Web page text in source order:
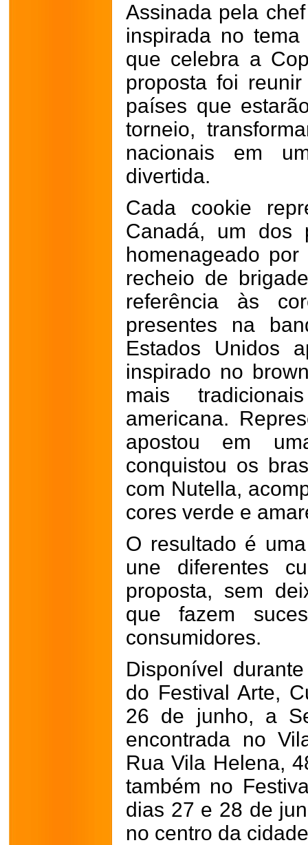
Assinada pela
inspirada no
que celebra a
proposta foi
países que
torneio,
nacionais em
divertida.
Cada cookie
Canadá, um dos
homenageado
recheio de
referência às
presentes na
Estados Unidos
inspirado no
mais
americana.
apostou em
conquistou os
com Nutella,
cores verde e
O resultado é
une diferentes
proposta, sem
que fazem
consumidores.
Disponível
do Festival Arte,
26 de junho, a
encontrada no
Rua Vila Helena,
também no
dias 27 e 28 de
no centro da